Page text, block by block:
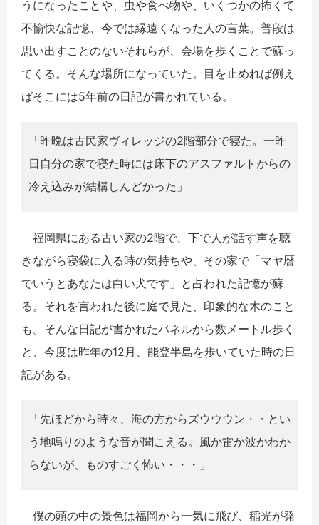
うになったことや、虫や食べ物や、いくつかの怖くて
不愉快な記憶、今では縁遠くなった人の言葉。普段は
思い出すことのないそれらが、会場を歩くことで蘇っ
てくる。そんな場所になっていた。目を止めれば例え
ばそこには5年前の日記が書かれている。
「昨晩は古民家ヴィレッジの2階部分で寝た。一昨
日自分の家で寝た時には床下のアスファルトからの
冷え込みが結構しんどかった」
福岡県にある古い家の2階で、下で人が話す声を聴
きながら寝袋に入る時の気持ちや、その家で「マヤ暦
でいうとあなたは白い犬です」と占われた記憶が蘇
る。それを言われた後に庭で見た、印象的な木のこと
も。そんな日記が書かれたパネルから数メートル歩く
と、今度は昨年の12月、能登半島を歩いていた時の日
記がある。
「先ほどから時々、海の方からズウウウン・・とい
う地鳴りのような音が聞こえる。風か雷か波かわか
らないが、ものすごく怖い・・・」
僕の頭の中の景色は福岡から一気に飛び、稲光が発